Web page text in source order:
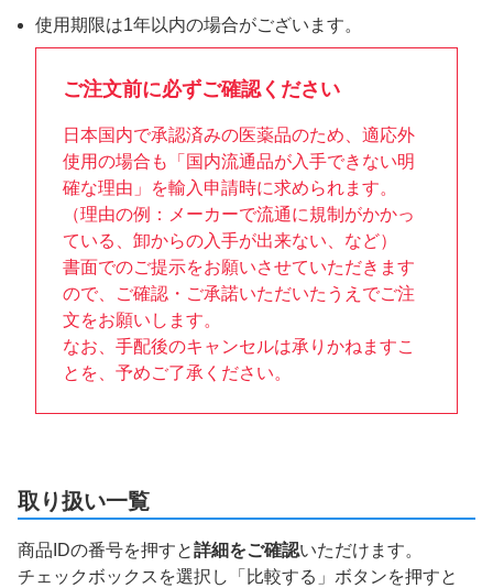
使用期限は1年以内の場合がございます。
ご注文前に必ずご確認ください
日本国内で承認済みの医薬品のため、適応外
使用の場合も「国内流通品が入手できない明
確な理由」を輸入申請時に求められます。
（理由の例：メーカーで流通に規制がかかっ
ている、卸からの入手が出来ない、など）
書面でのご提示をお願いさせていただきます
ので、ご確認・ご承諾いただいたうえでご注
文をお願いします。
なお、手配後のキャンセルは承りかねますこ
とを、予めご了承ください。
取り扱い一覧
商品IDの番号を押すと詳細をご確認いただけます。
チェックボックスを選択し「比較する」ボタンを押すと